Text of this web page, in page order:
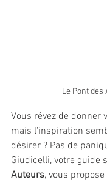
Le Pont des
Vous rêvez de donner
mais l'inspiration
désirer ? Pas de
Giudicelli, votre guide
Auteurs, vous